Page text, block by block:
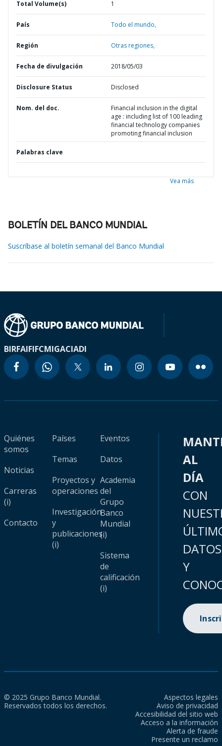
Total Volume(s) 1
País Todo el mundo,
Región Otras regiones,
Fecha de divulgación 2018/05/03
Disclosure Status Disclosed
Nom. del doc.
Financial inclusion in the digital
age : including list of 100 leading
financial technology companies
promoting financial inclusion
Palabras clave
Vea más
BOLETÍN DEL BANCO MUNDIAL
Suscríbase al boletín semanal del Banco Mundial
BIRFAIFIFCMIGACIADI
Quiénes
somos
Noticias
Carreras
(i)
Contacto
Países
Temas
Proyectos y
operaciones
Investigación
y
publicaciones
(i)
Eventos
Datos
Academia
del
Grupo
Banco
Mundial
(i)
Sistema
de
calificación
(i)
AL
DÍA
CON
DATOS
Y
© 2025 Grupo Banco Mundial.
Reservados todos los derechos.
Aspectos legales
Aviso de privacidad
Accesibilidad del sitio web
Acceso a la información
Alerta de fraude
Presente un reclamo